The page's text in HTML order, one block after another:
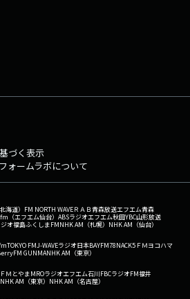
づく表示
ォームラボについて
海道） FM NORTH WAVEＲＡＢ青森放送エフエム青森
（エフエム仙台） ABSラジオエフエム秋田YBC山形放送
ジオ福島ふくしまFMNHK AM（札幌） NHK AM（仙台）
TOKYO FMJ-WAVEラジオ日本BAYFM78NACK5 ＦＭヨコハマ
FM GUNMANHK AM（東京）
ＦＭとやまMROラジオエフエム石川FBCラジオFM福井
NHK AM（東京） NHK AM（名古屋）